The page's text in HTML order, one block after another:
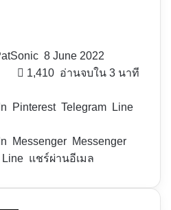
8 June 2022
1,410 อ่านจบใน 3 นาที
Pinterest Telegram
Line
Messenger Messenger
Line แชร์ผ่านอีเมล